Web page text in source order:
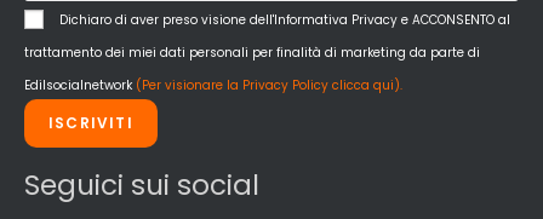
Dichiaro di aver preso visione dell'Informativa Privacy e ACCONSENTO al
trattamento dei miei dati personali per finalità di marketing da parte di
Edilsocialnetwork (Per visionare la Privacy Policy clicca qui).
ISCRIVITI
Seguici sui social